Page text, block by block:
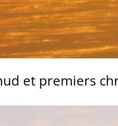
et premiers